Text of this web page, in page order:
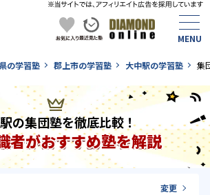
の学習塾 郡上市の学習塾 大中駅の学習塾 集
の集団塾を徹底比較！
者がおすすめ塾を解説
変更